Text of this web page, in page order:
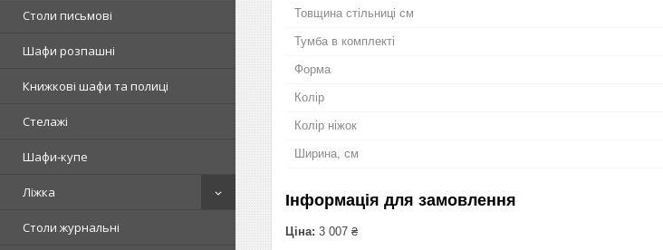
Столи письмові
Шафи розпашні
Книжкові шафи та полиці
Стелажі
Шафи-купе
Ліжка
Столи журнальні
Товщина стільниці см
Тумба в комплекті
Форма
Колір
Колір ніжок
Ширина, см
Інформація для замовлення
Ціна: 3 007 ₴